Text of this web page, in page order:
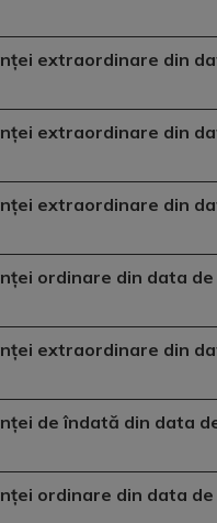
extraordinare din
extraordinare din
extraordinare din
ordinare din data de
extraordinare din
de îndată din data
ordinare din data de